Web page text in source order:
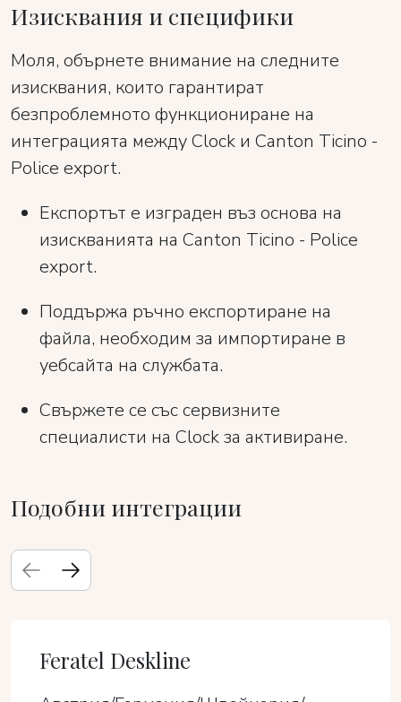
Изисквания и специфики
Моля, обърнете внимание на следните
изисквания, които гарантират
безпроблемното функциониране на
интеграцията между Clock и Canton Ticino -
Police export.
Експортът е изграден въз основа на
изискванията на Canton Ticino - Police
export.
Поддържа ръчно експортиране на
файла, необходим за импортиране в
уебсайта на службата.
Свържете се със сервизните
специалисти на Clock за активиране.
Подобни интеграции
Feratel Deskline